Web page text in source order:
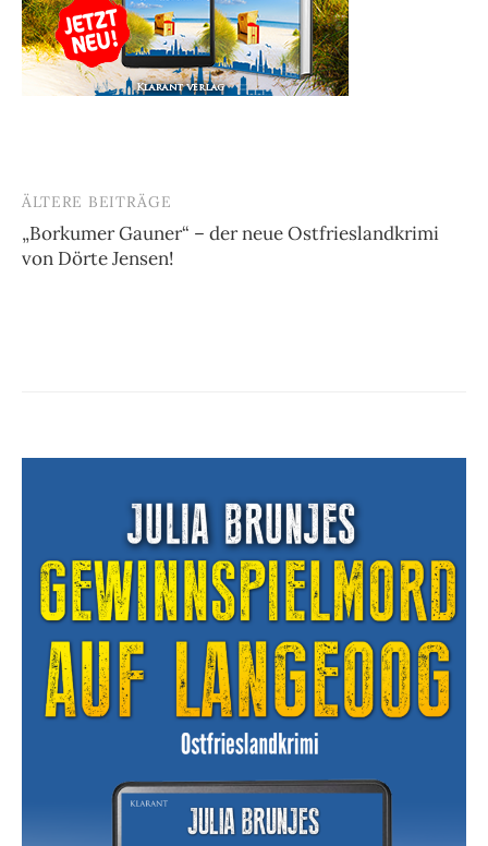
Beitragsnavigation
ÄLTERE BEITRÄGE
„Borkumer Gauner“ – der neue Ostfrieslandkrimi
von Dörte Jensen!